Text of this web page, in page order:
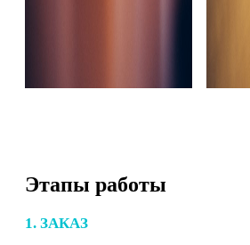
Этапы работы
1. ЗАКАЗ